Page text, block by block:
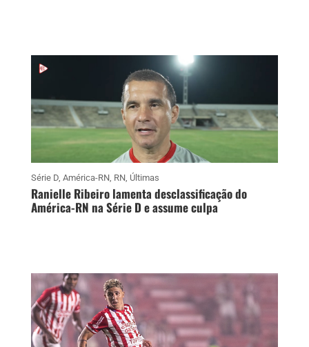
Série D, América-RN, RN, Últimas
Ranielle Ribeiro lamenta desclassificação do
América-RN na Série D e assume culpa